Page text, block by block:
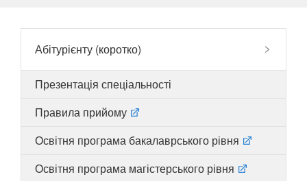
Навчальна діяльність
Абітурієнту (коротко)
Презентація спеціальності
Правила прийому
Освітня програма бакалаврського рівня
Освітня програма магістерського рівня